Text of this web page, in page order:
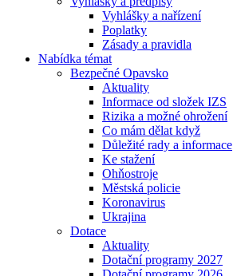
Vyhlášky a nařízení
Poplatky
Zásady a pravidla
Nabídka témat
Bezpečné Opavsko
Aktuality
Informace od složek IZS
Rizika a možné ohrožení
Co mám dělat když
Důležité rady a informace
Ke stažení
Ohňostroje
Městská policie
Koronavirus
Ukrajina
Dotace
Aktuality
Dotační programy 2027